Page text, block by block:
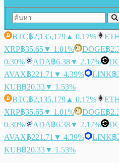
BTC฿2,135,179 ▲ 0.17%
XRP฿35.65▼ 1.01% DOGE฿
0.30%
ADA฿6.38▼ 2.17%
AVAX฿221.71 ▼ 4.39% LINK฿
KUB฿20.33▼ 1.53%
BTC฿2,135,179 ▲ 0.17%
XRP฿35.65▼ 1.01% DOGE฿
0.30%
ADA฿6.38▼ 2.17%
AVAX฿221.71 ▼ 4.39% LINK฿
KUB฿20.33▼ 1.53%